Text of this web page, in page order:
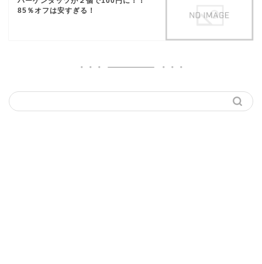
85％オフは安すぎる！